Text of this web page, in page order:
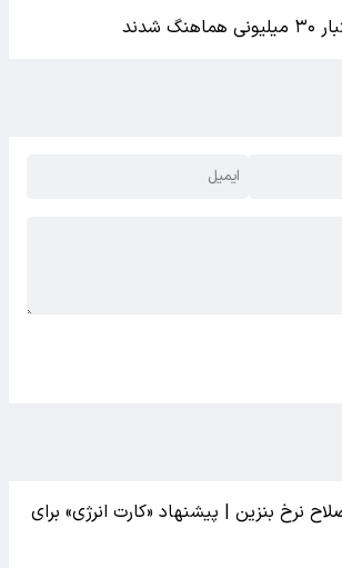
شدند
نرخ بنزین | پیشنهاد «کارت انرژی» برای